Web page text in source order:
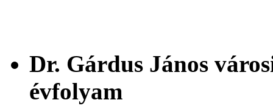
Dr. Gárdus János
évfolyam